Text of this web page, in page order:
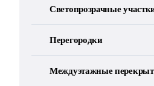
Светопрозрачные
Перегородки
Междуэтажные